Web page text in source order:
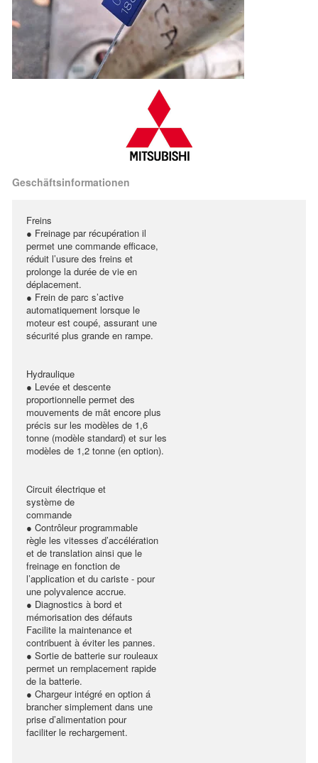
Geschäftsinformationen
Freins
● Freinage par récupération il
permet une commande efficace,
réduit l’usure des freins et
prolonge la durée de vie en
déplacement.
● Frein de parc s’active
automatiquement lorsque le
moteur est coupé, assurant une
sécurité plus grande en rampe.
Hydraulique
● Levée et descente
proportionnelle permet des
mouvements de mât encore plus
précis sur les modèles de 1,6
tonne (modèle standard) et sur les
modèles de 1,2 tonne (en option).
Circuit électrique et
système de
commande
● Contrôleur programmable
règle les vitesses d’accélération
et de translation ainsi que le
freinage en fonction de
l’application et du cariste - pour
une polyvalence accrue.
● Diagnostics à bord et
mémorisation des défauts
Facilite la maintenance et
contribuent à éviter les pannes.
● Sortie de batterie sur rouleaux
permet un remplacement rapide
de la batterie.
● Chargeur intégré en option á
brancher simplement dans une
prise d’alimentation pour
faciliter le rechargement.